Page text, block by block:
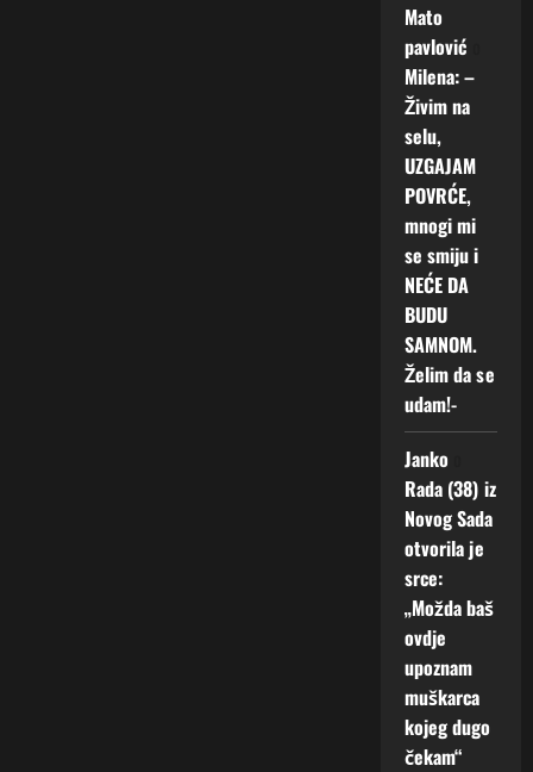
Mato
pavlović
Milena: –
Živim na
selu,
UZGAJAM
POVRĆE,
mnogi mi
se smiju i
NEĆE DA
BUDU
SAMNOM.
Želim da se
udam!-
Janko
Rada (38) iz
Novog Sada
otvorila je
srce:
„Možda baš
ovdje
upoznam
muškarca
kojeg dugo
čekam“